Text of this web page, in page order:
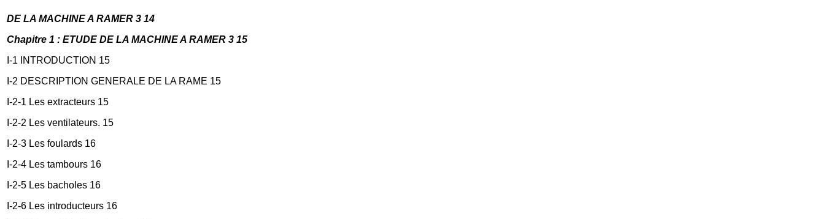
DE LA MACHINE A RAMER 3 14
Chapitre 1 : ETUDE DE LA MACHINE A RAMER 3 15
I-1 INTRODUCTION 15
I-2 DESCRIPTION GENERALE DE LA RAME 15
I-2-1 Les extracteurs 15
I-2-2 Les ventilateurs. 15
I-2-3 Les foulards 16
I-2-4 Les tambours 16
I-2-5 Les bacholes 16
I-2-6 Les introducteurs 16